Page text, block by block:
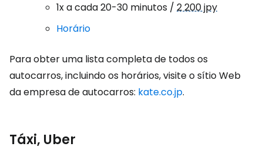
1x a cada 20-30 minutos / 2 200 jpy
Horário
Para obter uma lista completa de todos os
autocarros, incluindo os horários, visite o sítio Web
da empresa de autocarros: kate.co.jp.
Táxi, Uber